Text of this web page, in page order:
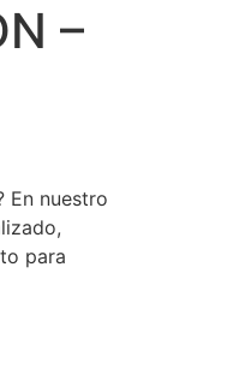
–
En nuestro
para